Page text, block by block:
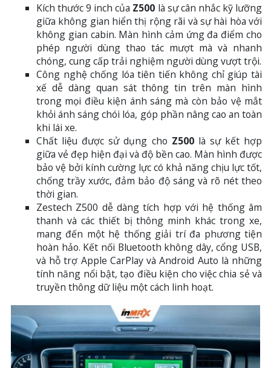
Kích thước 9 inch của Z500 là sự cân nhắc kỹ lưỡng
giữa không gian hiển thị rộng rãi và sự hài hòa với
không gian cabin. Màn hình cảm ứng đa điểm cho
phép người dùng thao tác mượt mà và nhanh
chóng, cung cấp trải nghiệm người dùng vượt trội.
Công nghệ chống lóa tiên tiến không chỉ giúp tài
xế dễ dàng quan sát thông tin trên màn hình
trong mọi điều kiện ánh sáng mà còn bảo vệ mắt
khỏi ánh sáng chói lóa, góp phần nâng cao an toàn
khi lái xe.
Chất liệu được sử dụng cho Z500là sự kết hợp
giữa vẻ đẹp hiện đại và độ bền cao. Màn hình được
bảo vệ bởi kính cường lực có khả năng chịu lực tốt,
chống trầy xước, đảm bảo độ sáng và rõ nét theo
thời gian.
Zestech Z500 dễ dàng tích hợp với hệ thống âm
thanh và các thiết bị thông minh khác trong xe,
mang đến một hệ thống giải trí đa phương tiện
hoàn hảo. Kết nối Bluetooth không dây, cổng USB,
và hỗ trợ Apple CarPlay và Android Auto là những
tính năng nổi bật, tạo điều kiện cho việc chia sẻ và
truyền thông dữ liệu một cách linh hoạt.